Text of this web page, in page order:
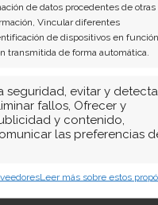
de datos procedentes de otras
Vincular diferentes
de dispositivos en función
transmitida de forma automática.
seguridad, evitar y
fallos, Ofrecer y
y contenido,
las preferencias
Leer más sobre estos